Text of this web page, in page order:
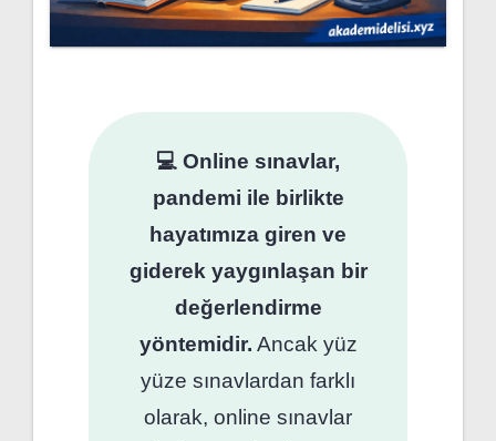
💻 Online sınavlar,
pandemi ile birlikte
hayatımıza giren ve
giderek yaygınlaşan bir
değerlendirme
yöntemidir. Ancak yüz
yüze sınavlardan farklı
olarak, online sınavlar